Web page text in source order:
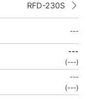
RFD-230S
---
---
(---)
---
(---)